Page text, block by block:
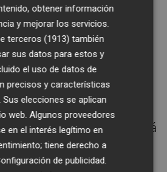
Federico Chiesa, que
competencia que
en su nueva aventura en
de recursos para
título que se proponga
sustituyó a Luis Díaz
Cody Gakpo. Avisado está
con el que comparte el
obtener información
y mejorar los servicios.
terceros (1913) también
sus datos para estos y
el uso de datos de
precisos y características
Sus elecciones se aplican
web. Algunos proveedores
en el interés legítimo en
tiene derecho a
de publicidad.